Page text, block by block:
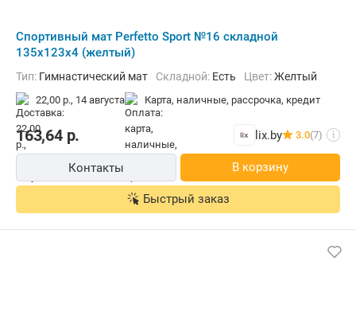
Cпортивный мат Perfetto Sport №16 складной
135x123x4 (желтый)
Тип: Гимнастический мат Складной: Есть Цвет:Желтый
22,00 р., 14 августа карта, наличные, рассрочка, кредит
163,64р. lix.by 3.0(7) i
Контакты В корзину
Быстрый заказ